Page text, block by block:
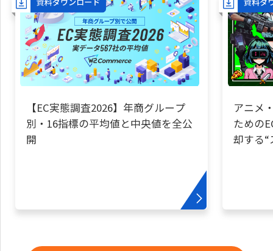
【EC実態調査2026】年商グループ
別・16指標の平均値と中央値を全公
開
アニメ
ための
却する